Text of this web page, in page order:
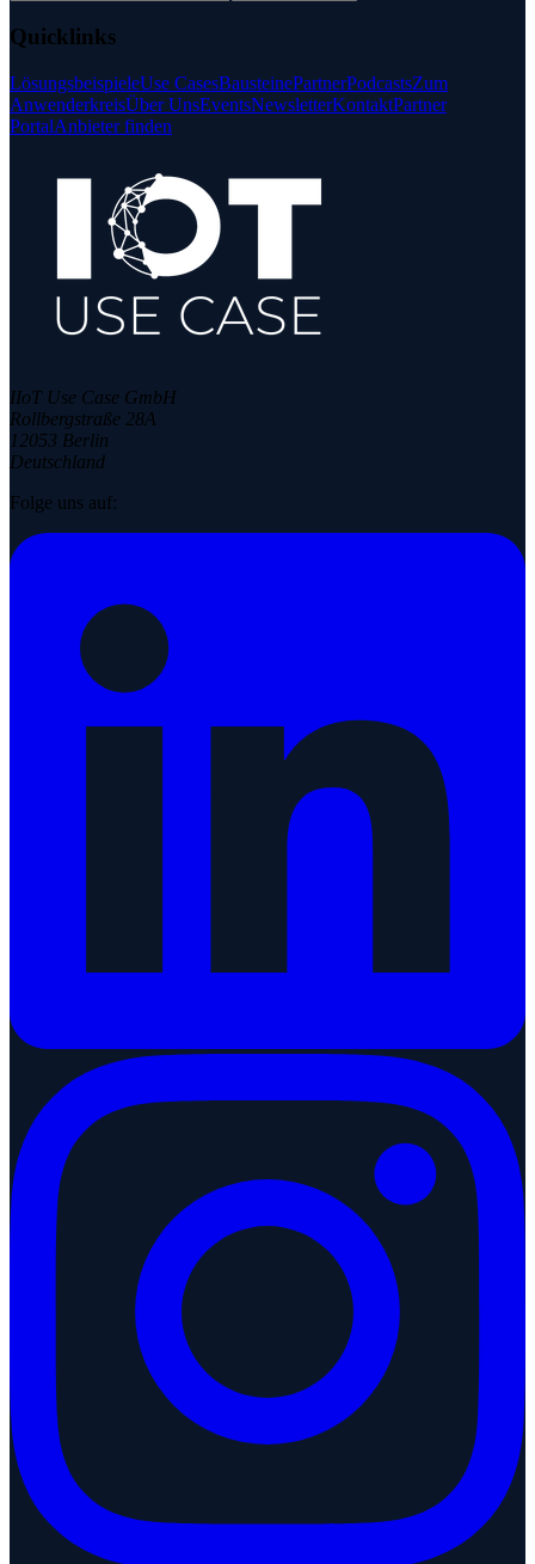
Quicklinks
LösungsbeispieleUse CasesBausteinePartnerPodcastsZum
AnwenderkreisÜber UnsEventsNewsletterKontaktPartner
PortalAnbieter finden
IIoT Use Case GmbH
Rollbergstraße 28A
12053 Berlin
Deutschland
Folge uns auf: